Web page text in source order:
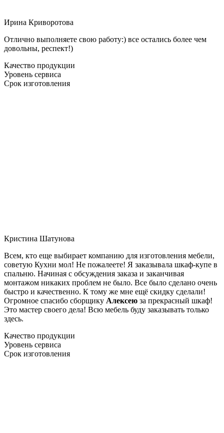
Ирина Криворотова
Отлично выполняете свою работу:) все остались более чем
довольны, респект!)
Качество продукции
Уровень сервиса
Срок изготовления
Кристина Шатунова
Всем, кто еще выбирает компанию для изготовления мебели,
советую Кухни мол! Не пожалеете! Я заказывала шкаф-купе в
спальню. Начиная с обсуждения заказа и заканчивая
монтажом никаких проблем не было. Все было сделано очень
быстро и качественно. К тому же мне ещё скидку сделали!
Огромное спасибо сборщику Алексею за прекрасный шкаф!
Это мастер своего дела! Всю мебель буду заказывать только
здесь.
Качество продукции
Уровень сервиса
Срок изготовления